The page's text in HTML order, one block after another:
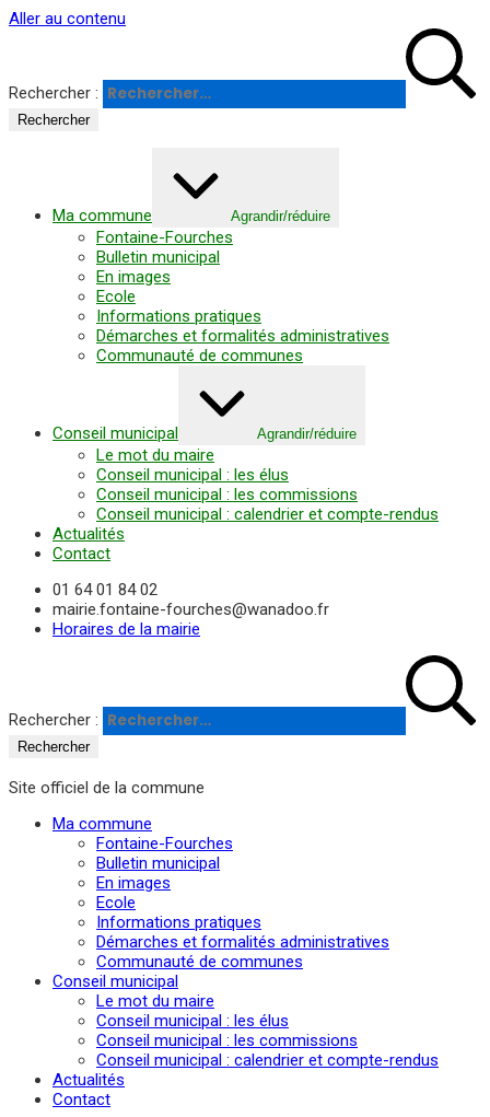
Panneau de gestion des cookies
Aller au contenu
Rechercher :
Ma commune Agrandir/réduire
Fontaine-Fourches
Bulletin municipal
En images
Ecole
Informations pratiques
Démarches et formalités administratives
Communauté de communes
Conseil municipal Agrandir/réduire
Le mot du maire
Conseil municipal : les élus
Conseil municipal : les commissions
Conseil municipal : calendrier et compte-rendus
Actualités
Contact
01 64 01 84 02
mairie.fontaine-fourches@wanadoo.fr
Horaires de la mairie
Rechercher :
Site officiel de la commune
Ma commune
Fontaine-Fourches
Bulletin municipal
En images
Ecole
Informations pratiques
Démarches et formalités administratives
Communauté de communes
Conseil municipal
Le mot du maire
Conseil municipal : les élus
Conseil municipal : les commissions
Conseil municipal : calendrier et compte-rendus
Actualités
Contact